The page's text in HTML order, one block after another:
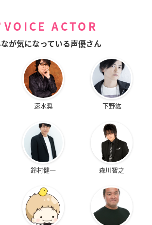
VOICE ACTOR
が気になっている声優さん
速水奨 下野紘
鈴村健一 森川智之